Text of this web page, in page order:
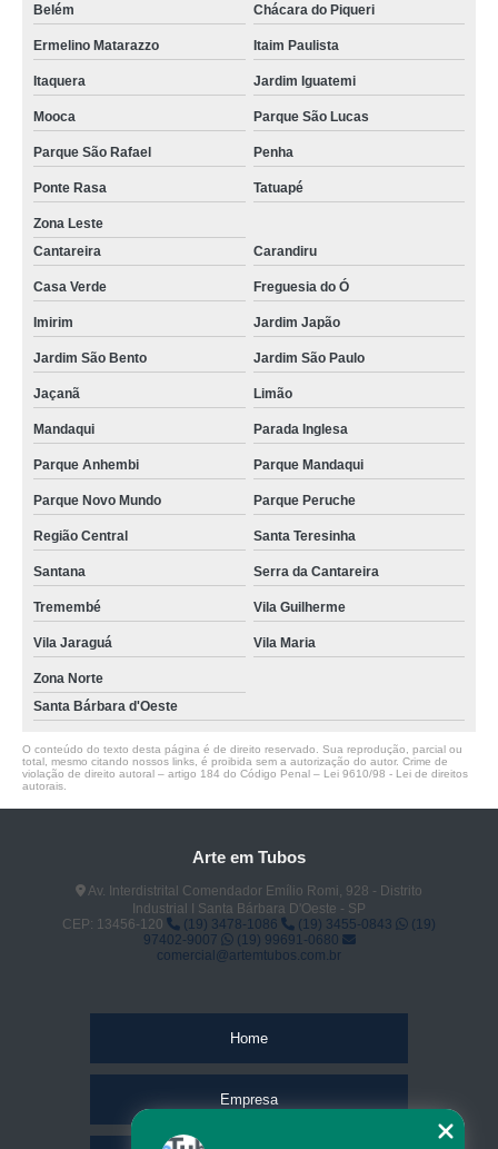
Belém Chácara do Piqueri
Ermelino Matarazzo Itaim Paulista
Itaquera Jardim Iguatemi
Mooca Parque São Lucas
Parque São Rafael Penha
Ponte Rasa Tatuapé
Zona Leste
Cantareira
Carandiru
Casa Verde Freguesia do Ó
Imirim Jardim Japão
Jardim São Bento Jardim São Paulo
Jaçanã Limão
Mandaqui Parada Inglesa
Parque Anhembi Parque Mandaqui
Parque Novo Mundo Parque Peruche
Região Central Santa Teresinha
Santana Serra da Cantareira
Tremembé Vila Guilherme
Vila Jaraguá Vila Maria
Zona Norte
Santa Bárbara d'Oeste
O conteúdo do texto desta página é de direito reservado. Sua reprodução, parcial ou
total, mesmo citando nossos links, é proibida sem a autorização do autor. Crime de
violação de direito autoral – artigo 184 do Código Penal – Lei 9610/98 - Lei de direitos
autorais
Arte em Tubos
Av. Interdistrital Comendador Emílio Romi, 928 - Distrito
Industrial I Santa Bárbara D'Oeste - SP
CEP: 13456-120
(19) 3478-1086 (19) 3455-0843
(19)
97402-9007
(19) 99691-0680
comercial@artemtubos.com.br
Home
Empresa